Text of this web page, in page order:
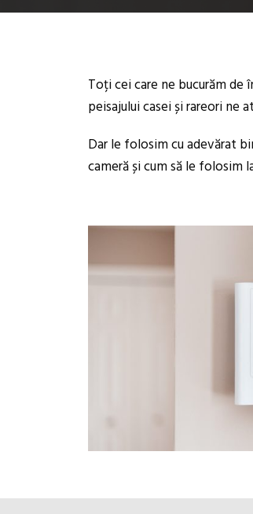
Toți cei care ne bucurăm de
peisajului casei și rareori ne
Dar le folosim cu adevărat
cameră și cum să le folosim